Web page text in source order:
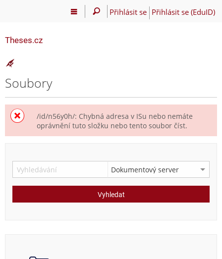
Přihlásit se Přihlásit se (EduID)
Theses.cz
Soubory
/id/n56y0h/: Chybná adresa v ISu nebo nemáte
oprávnění tuto složku nebo tento soubor číst.
Vyhledat